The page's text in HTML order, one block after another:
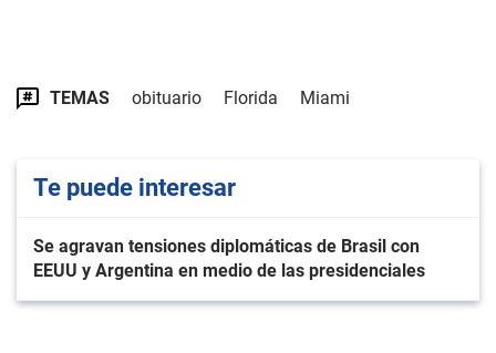
TEMAS obituario Florida Miami
Te puede interesar
Se agravan tensiones diplomáticas de Brasil con
EEUU y Argentina en medio de las presidenciales